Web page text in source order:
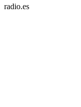
radio.es